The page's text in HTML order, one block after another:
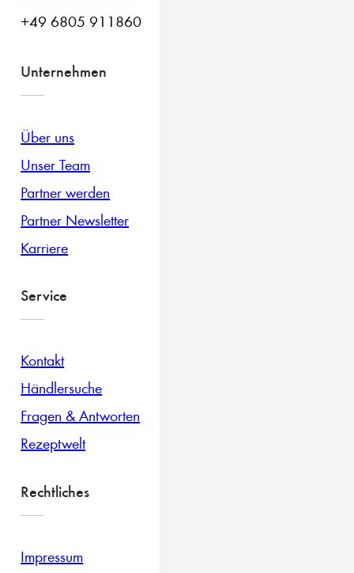
+49 6805 911860
Unternehmen
Über uns
Unser Team
Partner werden
Partner Newsletter
Karriere
Service
Kontakt
Händlersuche
Fragen & Antworten
Rezeptwelt
Rechtliches
Impressum